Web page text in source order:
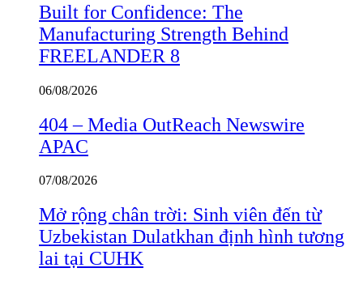
Built for Confidence: The
Manufacturing Strength Behind
FREELANDER 8
06/08/2026
404 – Media OutReach Newswire
APAC
07/08/2026
Mở rộng chân trời: Sinh viên đến từ
Uzbekistan Dulatkhan định hình tương
lai tại CUHK